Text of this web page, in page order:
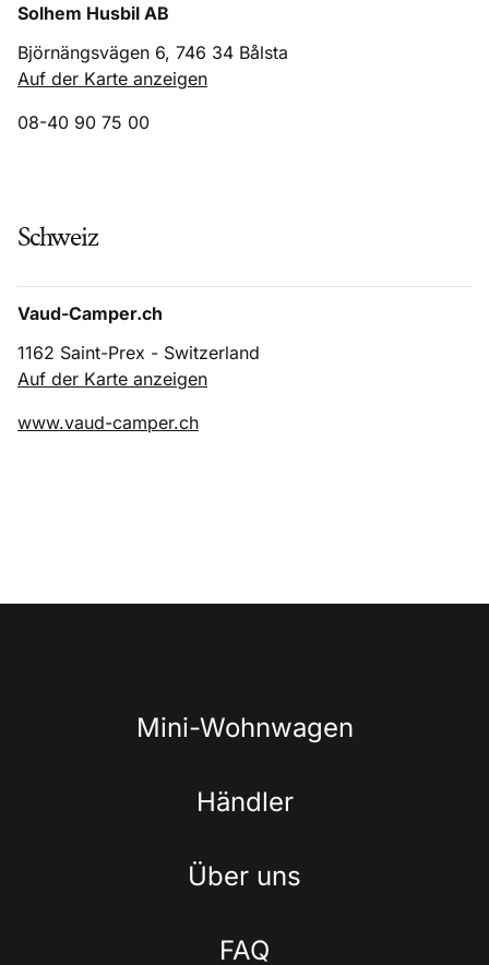
Solhem Husbil AB
Björnängsvägen 6, 746 34 Bålsta
Auf der Karte anzeigen
08-40 90 75 00
Schweiz
Vaud-Camper.ch
1162 Saint-Prex - Switzerland
Auf der Karte anzeigen
www.vaud-camper.ch
Mini-Wohnwagen
Händler
Über uns
FAQ